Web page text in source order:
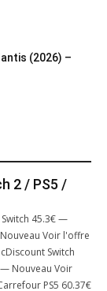
(2026) –
2 / PS5 /
45.3€ —
Voir l'offre
Switch
Nouveau Voir
PS5 60.37€